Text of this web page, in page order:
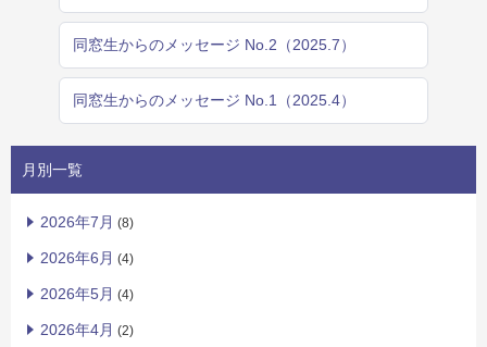
同窓生からのメッセージ No.2（2025.7）
同窓生からのメッセージ No.1（2025.4）
月別一覧
2026年7月 (8)
2026年6月 (4)
2026年5月 (4)
2026年4月 (2)